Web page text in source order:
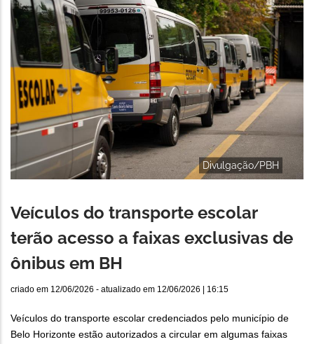
Divulgação/PBH
Veículos do transporte escolar
terão acesso a faixas exclusivas de
ônibus em BH
criado em 12/06/2026 - atualizado em 12/06/2026 | 16:15
Veículos do transporte escolar credenciados pelo município de
Belo Horizonte estão autorizados a circular em algumas faixas